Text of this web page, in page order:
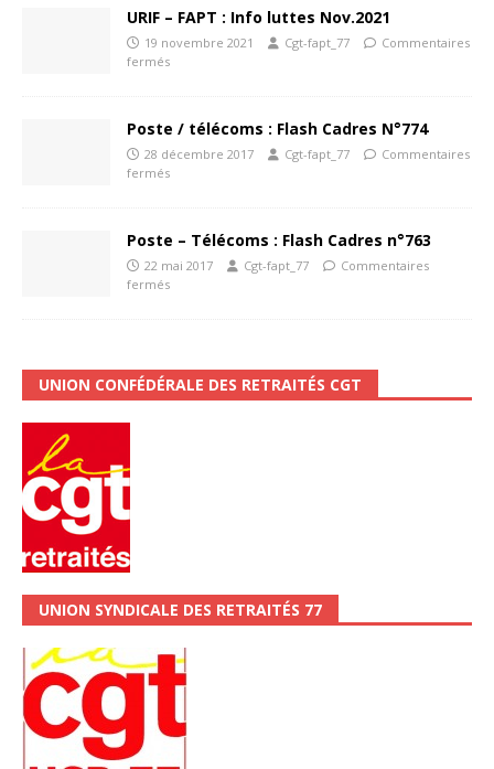
URIF – FAPT : Info luttes Nov.2021
19 novembre 2021 Cgt-fapt_77
Commentaires
fermés
Poste / télécoms : Flash Cadres N°774
28 décembre 2017 Cgt-fapt_77
Commentaires
fermés
Poste – Télécoms : Flash Cadres n°763
22 mai 2017 Cgt-fapt_77
Commentaires
fermés
UNION CONFÉDÉRALE DES RETRAITÉS CGT
UNION SYNDICALE DES RETRAITÉS 77